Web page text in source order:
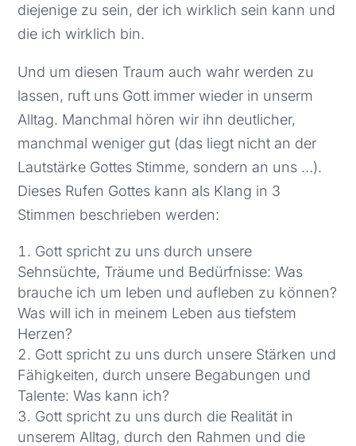
diejenige zu sein, der ich wirklich sein kann und
die ich wirklich bin.
Und um diesen Traum auch wahr werden zu
lassen, ruft uns Gott immer wieder in unserm
Alltag. Manchmal hören wir ihn deutlicher,
manchmal weniger gut (das liegt nicht an der
Lautstärke Gottes Stimme, sondern an uns …).
Dieses Rufen Gottes kann als Klang in 3
Stimmen beschrieben werden:
Gott spricht zu uns durch unsere
Sehnsüchte, Träume und Bedürfnisse: Was
brauche ich um leben und aufleben zu können?
Was will ich in meinem Leben aus tiefstem
Herzen?
Gott spricht zu uns durch unsere Stärken und
Fähigkeiten, durch unsere Begabungen und
Talente: Was kann ich?
Gott spricht zu uns durch die Realität in
unserem Alltag, durch den Rahmen und die